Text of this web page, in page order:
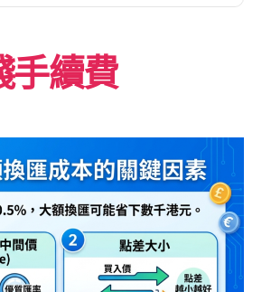
手續費